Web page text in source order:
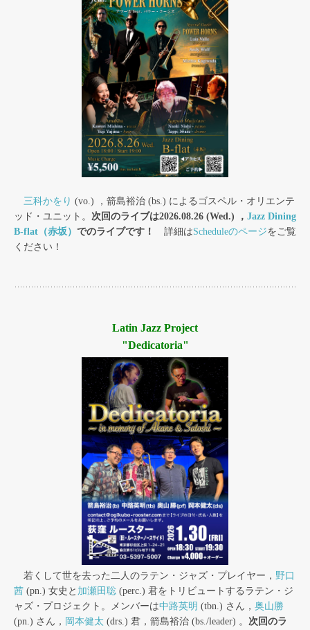
三科かをり (vo.) ，箭島裕治 (bs.) によるゴスペル・オリエンテ
ッド・ユニット。 次回のライブは2026.08.26 (Wed.) ， Jazz Dining
B-flat（赤坂） でのライブです！ 詳細はScheduleのページをご覧
ください！
Latin Jazz Project
"Dedicatoria"
若くして世を去った二人のラテン・ジャズ・プレイヤー， 野口
茜 (pn.) 女史と 加瀬田聡 (perc.) 君をトリビュートするラテン・ジ
ャズ・プロジェクト。メンバーは中路英明 (tbn.) さん， 奥山勝
(pn.) さん， 岡本健太 (drs.) 君，箭島裕治 (bs./leader) 。 次回のラ